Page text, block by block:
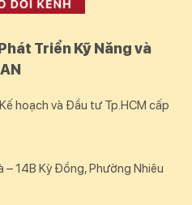
Triển Kỹ Năng và
hoạch và Đầu tư Tp.HCM cấp
– 14B Kỳ Đồng, Phường Nhiêu